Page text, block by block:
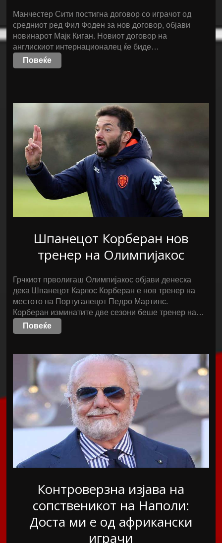
Манчестер Сити постигна договор со играчот од
средниот ред Фил Фоден за нов договор, објави
новинарот Мајк Киган. Новиот договор на
англискиот интернационалец ќе биде…
Повеќе
Шпанецот Корберан нов
тренер на Олимпијакос
Грчкиот прволигаш Олимпијакос објави денеска
дека Шпанецот Карлос Корберан е нов тренер на
местото на Португалецот Педро Мартинс.
Корберан изминатите две сезони беше тренер на…
Повеќе
Контроверзна изјава на
сопственикот на Наполи:
Доста ми е од африкански
играчи